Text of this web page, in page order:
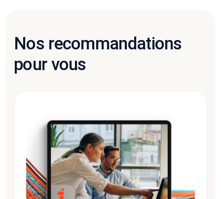
Nos recommandations
pour vous